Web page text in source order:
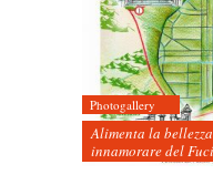
Photogallery
Alimenta la
innamorare del